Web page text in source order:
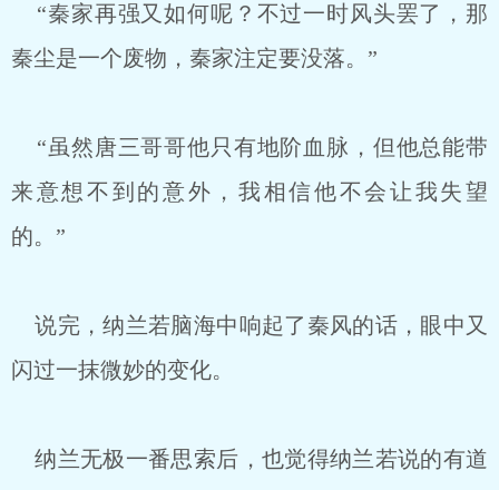
“秦家再强又如何呢？不过一时风头罢了，那
秦尘是一个废物，秦家注定要没落。”
“虽然唐三哥哥他只有地阶血脉，但他总能带
来意想不到的意外，我相信他不会让我失望
的。”
说完，纳兰若脑海中响起了秦风的话，眼中又
闪过一抹微妙的变化。
纳兰无极一番思索后，也觉得纳兰若说的有道